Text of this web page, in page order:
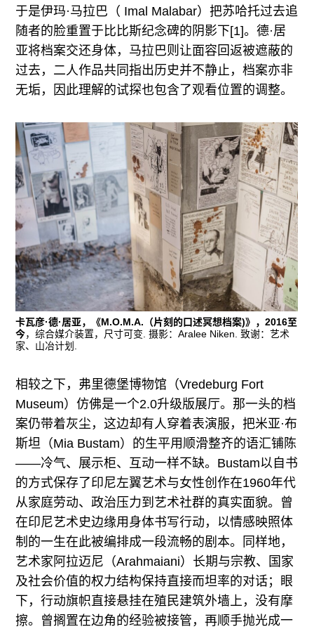
于是伊玛·马拉巴（ Imal Malabar）把苏哈托过去追
随者的脸重置于比比斯纪念碑的阴影下[1]。德·居
亚将档案交还身体，马拉巴则让面容回返被遮蔽的
过去，二人作品共同指出历史并不静止，档案亦非
无垢，因此理解的试探也包含了观看位置的调整。
卡瓦彦·德·居亚，《M.O.M.A.（片刻的口述冥想档案)》，2016至
今，综合媒介装置，尺寸可变. 摄影：Aralee Niken. 致谢：艺术
家、山冶计划.
相较之下，弗里德堡博物馆（Vredeburg Fort
Museum）仿佛是一个2.0升级版展厅。那一头的档
案仍带着灰尘，这边却有人穿着表演服，把米亚·布
斯坦（Mia Bustam）的生平用顺滑整齐的语汇铺陈
——冷气、展示柜、互动一样不缺。Bustam以自书
的方式保存了印尼左翼艺术与女性创作在1960年代
从家庭劳动、政治压力到艺术社群的真实面貌。曾
在印尼艺术史边缘用身体书写行动，以情感映照体
制的一生在此被编排成一段流畅的剧本。同样地，
艺术家阿拉迈尼（Arahmaiani）长期与宗教、国家
及社会价值的权力结构保持直接而坦率的对话；眼
下，行动旗帜直接悬挂在殖民建筑外墙上，没有摩
擦。曾搁置在边角的经验被接管，再顺手抛光成一